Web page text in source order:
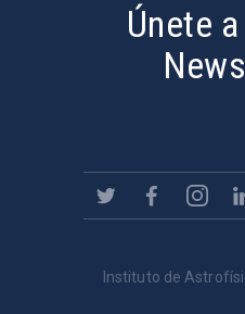
Únete
Instituto de